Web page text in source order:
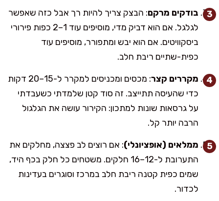
בודקים מרקם: הבצק צריך להיות רך אבל כזה שאפשר
לגלגל. אם הוא דביק מדי, מוסיפים עוד 1–2 כפות פירורי
ביסקוויטים. אם הוא יבש ומתפורר, מוסיפים עוד
כפית-שתיים ריבת חלב.
מקררים קצר
: מכסים ומכניסים למקרר ל-15–20 דקות
כדי שהעיסה תתייצב. זה סוד קטן שלמדתי כשעבדתי
על גרסאות שונות למתכון: הקירור עושה את הגלגול
הרבה יותר קל.
ממלאים (אופציונלי): אם רוצים לב פצצה, מחלקים את
התערובת ל-12–16 חלקים. משטחים כל חלק בכף היד,
שמים כפית קטנה ריבת חלב במרכז וסוגרים בעדינות
לכדור.